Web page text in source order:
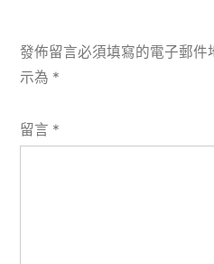
發佈留言必須填寫的電子郵件
示為 *
留言 *